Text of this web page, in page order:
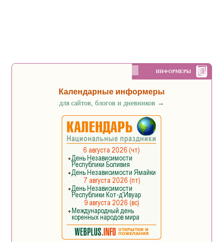
ИНФОРМЕРЫ
Календарные информеры
для сайтов, блогов и дневников →